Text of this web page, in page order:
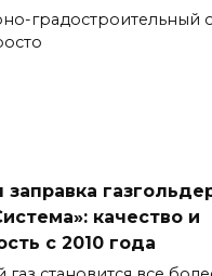
градостроительный
качество и
с 2010 года